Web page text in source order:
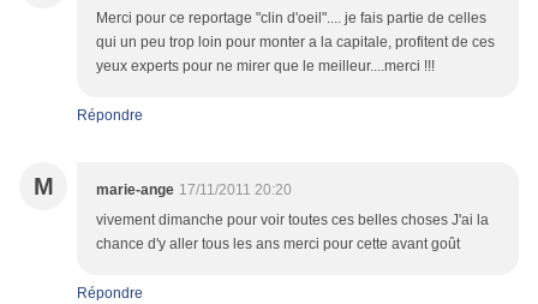
Merci pour ce reportage "clin d'oeil".... je fais partie de celles
qui un peu trop loin pour monter a la capitale, profitent de ces
yeux experts pour ne mirer que le meilleur....merci !!!
Répondre
M marie-ange 17/11/2011 20:20
vivement dimanche pour voir toutes ces belles choses J'ai la
chance d'y aller tous les ans merci pour cette avant goût
Répondre